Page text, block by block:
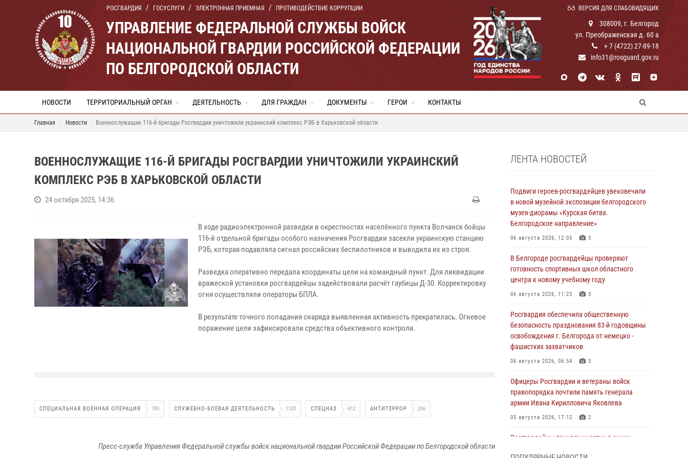
РОСГВАРДИЯ ГОСУСЛУГИ ЭЛЕКТРОННАЯ ПРИЕМНАЯ ПРОТИВОДЕЙСТВИЕ КОРРУПЦИИ ВЕРСИЯ ДЛЯ СЛАБОВИДЯЩИХ
УПРАВЛЕНИЕ ФЕДЕРАЛЬНОЙ СЛУЖБЫ ВОЙСК
НАЦИОНАЛЬНОЙ ГВАРДИИ РОССИЙСКОЙ ФЕДЕРАЦИИ
ПО БЕЛГОРОДСКОЙ ОБЛАСТИ
308009, г. Белгород
ул. Преображенская д. 60 а
+ 7 (4722) 27-89-18
info31@rosguard.gov.ru
НОВОСТИ ТЕРРИТОРИАЛЬНЫЙ ОРГАН ДЕЯТЕЛЬНОСТЬ ДЛЯ ГРАЖДАН ДОКУМЕНТЫ ГЕРОИ КОНТАКТЫ
Главная Новости Военнослужащие 116-й бригады Росгвардии уничтожили украинский комплекс РЭБ в Харьковской области
ВОЕННОСЛУЖАЩИЕ 116-Й БРИГАДЫ РОСГВАРДИИ УНИЧТОЖИЛИ УКРАИНСКИЙ
КОМПЛЕКС РЭБ В ХАРЬКОВСКОЙ ОБЛАСТИ
24 октября 2025, 14:36
В ходе радиоэлектронной разведки в окрестностях населённого пункта Волчанск бойцы
116-й отдельной бригады особого назначения Росгвардии засекли украинскую станцию
РЭБ, которая подавляла сигнал российских беспилотников и выводила их из строя.
Разведка оперативно передала координаты цели на командный пункт. Для ликвидации
вражеской установки росгвардейцы задействовали расчёт гаубицы Д-30. Корректировку
огня осуществляли операторы БПЛА.
В результате точного попадания снаряда выявленная активность прекратилась. Огневое
поражение цели зафиксировали средства объективного контроля.
СПЕЦИАЛЬНАЯ ВОЕННАЯ ОПЕРАЦИЯ 789 СЛУЖЕБНО-БОЕВАЯ ДЕЯТЕЛЬНОСТЬ 1103 СПЕЦНАЗ 412 АНТИТЕРРОР 296
Пресс-служба Управления Федеральной службы войск национальной гвардии Российской Федерации по Белгородской области
ЛЕНТА НОВОСТЕЙ
Подвиги героев‑росгвардейцев увековечили
в новой музейной экспозиции белгородского
музея‑диорамы «Курская битва.
Белгородское направление»
06 августа 2026, 12:05 3
В Белгороде росгвардейцы проверяют
готовность спортивных школ областного
центра к новому учебному году
06 августа 2026, 11:23 3
Росгвардия обеспечила общественную
безопасность празднования 83-й годовщины
освобождения г. Белгорода от немецко -
фашистких захватчиков
06 августа 2026, 06:54 3
Офицеры Росгвардии и ветераны войск
правопорядка почтили память генерала
армии Ивана Кирилловича Яковлева
05 августа 2026, 17:12 2
Росгвардейцы приняли участие в акции